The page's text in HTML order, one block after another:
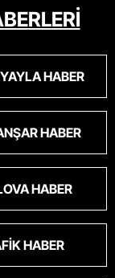
kalsa kendi
HABER
HABER
HABER
HABER